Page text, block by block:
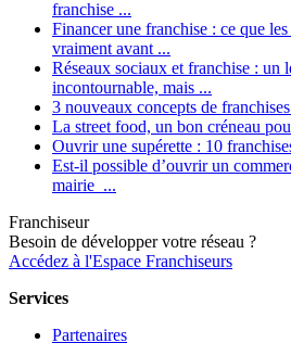
franchise ...
Financer une franchise : ce que
vraiment avant ...
Réseaux sociaux et franchise : un
incontournable, mais ...
3 nouveaux concepts de
La street food, un bon créneau
Ouvrir une supérette : 10
Est-il possible d’ouvrir un
mairie ...
Franchiseur
Besoin de développer votre réseau ?
Accédez à l'Espace Franchiseurs
Services
Partenaires